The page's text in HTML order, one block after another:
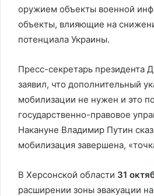
оружием объекты военной
объекты, влияющие на
потенциала Украины.
Пресс-секретарь президента
заявил, что дополнительный
мобилизации не нужен и это
государственно-правовое
Накануне Владимир Путин
мобилизация завершена,
В Херсонской области 31
расширении зоны эвакуации